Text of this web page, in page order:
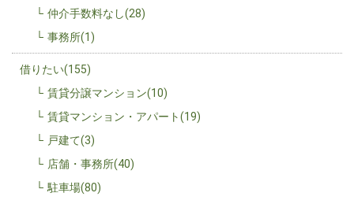
仲介手数料なし(28)
事務所(1)
借りたい(155)
賃貸分譲マンション(10)
賃貸マンション・アパート(19)
戸建て(3)
店舗・事務所(40)
駐車場(80)